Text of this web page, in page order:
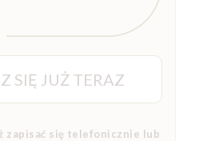
SIĘ JUŻ TERAZ
zapisać się telefonicznie lub